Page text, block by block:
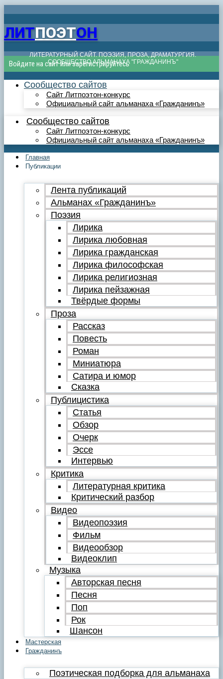
ЛИТПОЭТОН
ЛИТЕРАТУРНЫЙ САЙТ. ПОЭЗИЯ, ПРОЗА, ДРАМАТУРГИЯ.
СООБЩЕСТВО АЛЬМАНАХА "ГРАЖДАНИНЪ"
Войдите на сайт или зарегистрируйтесь
Сообщество сайтов
Сайт Литпоэтон-конкурс
Официальный сайт альманаха «Гражданинъ»
Сообщество сайтов
Сайт Литпоэтон-конкурс
Официальный сайт альманаха «Гражданинъ»
Главная
Публикации
Лента публикаций
Альманах «Гражданинъ»
Поэзия
Лирика
Лирика любовная
Лирика гражданская
Лирика философская
Лирика религиозная
Лирика пейзажная
Твёрдые формы
Проза
Рассказ
Повесть
Роман
Миниатюра
Сатира и юмор
Сказка
Публицистика
Статья
Обзор
Очерк
Эссе
Интервью
Критика
Литературная критика
Критический разбор
Видео
Видеопоэзия
Фильм
Видеообзор
Видеоклип
Музыка
Авторская песня
Песня
Поп
Рок
Шансон
Мастерская
Гражданинъ
Поэтическая подборка для альманаха